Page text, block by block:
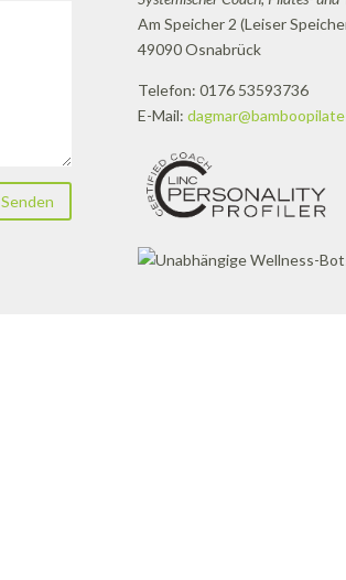
Senden
Am Speicher 2 (Leiser
49090 Osnabrück
Telefon: 0176 53593736
E-Mail: